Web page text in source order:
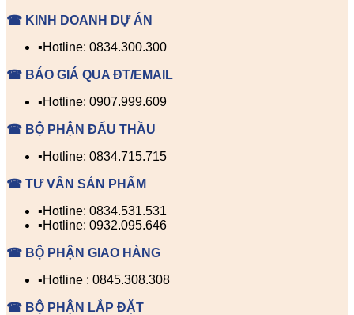
☎ KINH DOANH DỰ ÁN
▪️Hotline: 0834.300.300
☎ BÁO GIÁ QUA ĐT/EMAIL
▪️Hotline: 0907.999.609
☎ BỘ PHẬN ĐẤU THẦU
▪️Hotline: 0834.715.715
☎ TƯ VẤN SẢN PHẨM
▪️Hotline: 0834.531.531
▪️Hotline: 0932.095.646
☎ BỘ PHẬN GIAO HÀNG
▪️Hotline : 0845.308.308
☎ BỘ PHẬN LẮP ĐẶT